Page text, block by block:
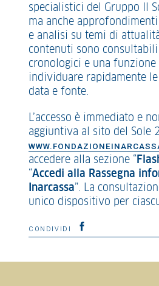
specialistici del Gruppo Il
ma anche
e analisi su temi di
contenuti sono
cronologici e una funzione
individuare rapidamente
data e fonte.
L’accesso è immediato e
aggiuntiva al sito del Sole
accedere alla sezione “
“Accedi alla Rassegna
Inarcassa”. La
unico dispositivo per
CONDIVIDI